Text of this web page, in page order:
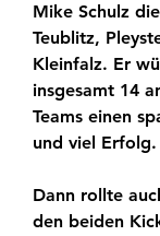
Mike Schulz
Teublitz,
Kleinfalz. Er
insgesamt 14
Teams einen
und viel Erfolg.
Dann rollte
den beiden